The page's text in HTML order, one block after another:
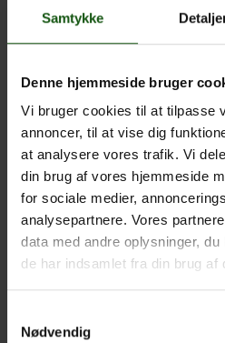
Samtykke
Denne hjemmeside bruger
Vi bruger cookies til at tilpasse
annoncer, til at vise dig
at analysere vores trafik. Vi
din brug af vores hjemmeside
for sociale medier,
analysepartnere. Vores
data med andre oplysninger,
de har indsamlet fra din brug af
Nødvendig